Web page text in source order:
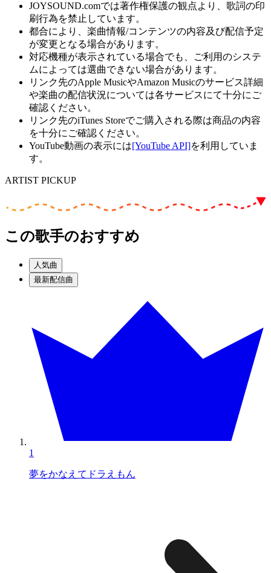
JOYSOUND.comでは著作権保護の観点より、歌詞の印
刷行為を禁止しています。
都合により、楽曲情報/コンテンツの内容及び配信予定
が変更となる場合があります。
対応機種が表示されている場合でも、ご利用のシステ
ムによっては選曲できない場合があります。
リンク先のApple MusicやAmazon Musicのサービス詳細
や楽曲の配信状況については各サービスにて十分にご
確認ください。
リンク先のiTunes Storeでご購入される際は商品の内容
を十分にご確認ください。
YouTube動画の表示には[YouTube API]を利用していま
す。
ARTIST PICKUP
この歌手のおすすめ
人気曲
最新配信曲
1
夢をかなえてドラえもん